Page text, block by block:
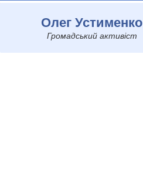
Олег Устименко
Громадський активіст